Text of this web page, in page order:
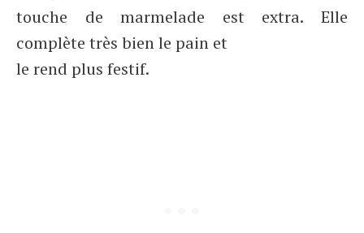
touche de marmelade est extra. Elle
complète très bien le pain et
le rend plus festif.